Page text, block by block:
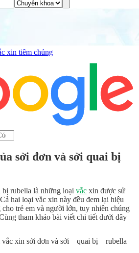
xin tiêm chủng
sởi đơn và sởi quai bị
bị rubella là những loại vắc xin được sử
hai loại vắc xin này đều đem lại hiệu
cho trẻ em và người lớn, tuy nhiên chúng
tham khảo bài viết chi tiết dưới đây
xin sởi đơn và sởi – quai bị – rubella